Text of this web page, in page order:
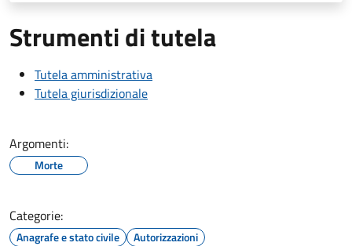
Strumenti di tutela
Tutela amministrativa
Tutela giurisdizionale
Argomenti:
Morte
Categorie:
Anagrafe e stato civile Autorizzazioni